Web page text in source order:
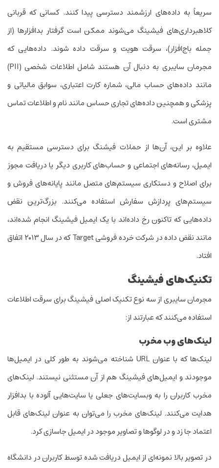
سریعاً به داده‌های ارزشمند دسترسی پیدا کنند. کسانی که قربانی
کلاهبرداری‌های فیشینگ می‌شوند ممکن است گرفتار بدافزار‌ها (از
جمله باج‌افزار)، سرقت هویت و سرقت داده شوند. داده‌هایی که
مجرمان سایبری به دنبال آن هستند شامل اطلاعات شخصی (PII)
مانند داده‌های حساب مالی، شماره کارت اعتباری، سوابق مالیاتی و
پزشکی و همچنین داده‌های تجاری حساس مانند نام و اطلاعات تماس
مشتری است.
علاوه بر این، آن‌ها از حملات فیشنگ برای دسترسی مستقیم به
‌ایمیل، رسانه‌های اجتماعی و حساب‌های کاربری دیگر یا دریافت مجوز
برای اصلاح و دستکاری سیستم‌های متصل مانند پایانه‌های فروش و
سیستم‌های پردازش سفارش استفاده می‌کنند. بزرگ‌ترین نقض
داده‌هایی که تاکنون رخ داده‌اند با یک ‌ایمیل فیشینگ انجام شده‌اند،
مانند نقض داده در شرکت خرده فروشی Target که در سال ۲۰۱۳ اتفاق
افتاد.
تکنیک‌های فیشینگ
مجرمان سایبری از سه نوع تکنیک اصلی فیشینگ برای سرقت اطلاعات
استفاده می‌کنند که عبارتند از:
لینک‌های وب مخرب
لینک‌ها که با عنوان URL شناخته می‌شوند به طور کلی در ‌ایمیل‌ها
موجودند و‌ ایمیل‌های فیشینگ هم از آن مستثنی نیستند. لینک‌های
مخرب کاربران را به وبسایت‌های جعلی یا سایت‌هایی آلوده با بدافزار
هدایت می‌کنند. لینک‌های مخرب را می‌توان به عنوان لینک‌های قابل
اعتماد جا زد و در لوگو‌ها و تصاویر موجود در ‌ایمیل جاسازی کرد.
در تصویر بالا نمونه‌ای از ‌ایمیل دریافت شده توسط کاربران در دانشگاه